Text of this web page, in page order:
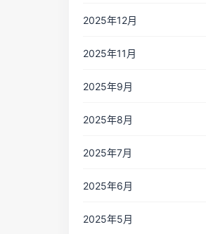
2025年12月
2025年11月
2025年9月
2025年8月
2025年7月
2025年6月
2025年5月